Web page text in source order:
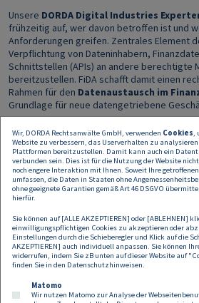
Unsere DORDA Digital Industries
frühzeitig auf, wer davon betroffen ist und
Anforderungen greifen. Zentrales Element
Verpflichtung von Dateninhabern,
Schnittstellen (APIs) an andere berechtigte
bereitzustellen. FiDA schafft damit einen
Rahmen für den Datenaustausch im
Grundlage für neue datengetriebene
Wir geben Ihnen einen ersten Überblick
Vorbereitungshandlungen und To Dos und
Austausch mit Ihnen.
Wann:
Wo:DORDA Lounge | Universitätsring 10,
Sie sind an einer Teilnahme interessiert,
Wir, DORDA Rechtsanwälte GmbH, verwenden Cookies,
Website zu verbessern, das Userverhalten zu
Plattformen bereitzustellen. Damit kann auch ein
verbunden sein. Dies ist für die Nutzung der Website
noch engere Interaktion mit Ihnen. Soweit Ihre
umfassen, die Daten in Staaten ohne
ohne geeignete Garantien gemäß Art 46 DSGVO
hierfür.
Sie können auf [ALLE AKZEPTIEREN] oder [ABLEHNEN]
einwilligungspflichtigen Cookies zu akzeptieren oder
Einstellungen durch die Schieberegler und Klick auf die
AKZEPTIEREN] auch individuell anpassen. Sie können
widerrufen, indem Sie zB unten auf dieser Website auf
finden Sie in den Datenschutzhinweisen.
Matomo
Wir nutzen Matomo zur Analyse der